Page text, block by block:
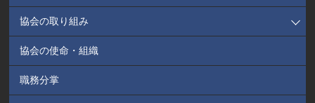
協会の取り組み
協会の使命・組織
職務分掌